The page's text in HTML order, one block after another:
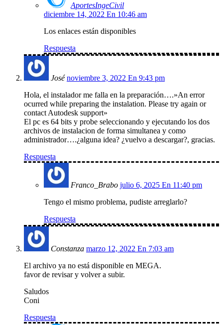
AportesIngeCivil
diciembre 14, 2022 En 10:46 am
Los enlaces están disponibles
Respuesta
José noviembre 3, 2022 En 9:43 pm
Hola, el instalador me falla en la preparación….»An error
ocurred while preparing the instalation. Please try again or
contact Autodesk support»
El pc es 64 bits y probe seleccionando y ejecutando los dos
archivos de instalacion de forma simultanea y como
administrador….¿alguna idea? ¿vuelvo a descargar?, gracias.
Respuesta
Franco_Brabo julio 6, 2025 En 11:40 pm
Tengo el mismo problema, pudiste arreglarlo?
Respuesta
Constanza marzo 12, 2022 En 7:03 am
El archivo ya no está disponible en MEGA.
favor de revisar y volver a subir.
Saludos
Coni
Respuesta